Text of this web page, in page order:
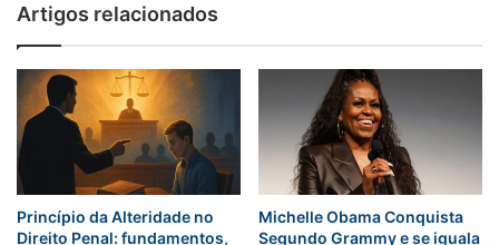
Artigos relacionados
Princípio da Alteridade no
Direito Penal: fundamentos,
Michelle Obama Conquista
Segundo Grammy e se iguala